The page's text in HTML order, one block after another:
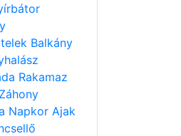
Balkány
Rakamaz
Záhony
Napkor Ajak